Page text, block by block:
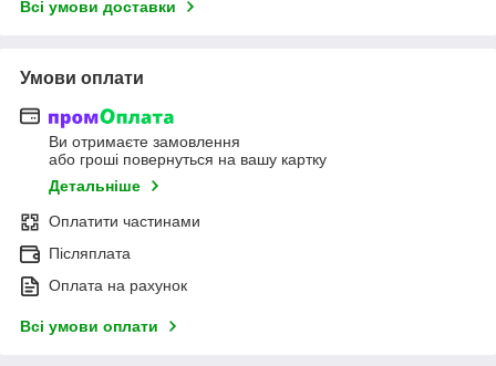
Всі умови доставки
Умови оплати
Ви отримаєте замовлення
або гроші повернуться на вашу картку
Детальніше
Оплатити частинами
Післяплата
Оплата на рахунок
Всі умови оплати